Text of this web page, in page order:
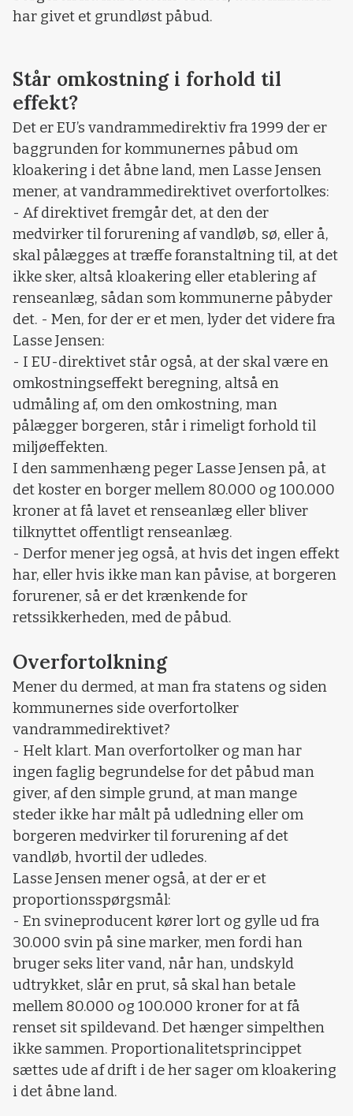
har givet et grundløst påbud.
Står omkostning i forhold til
effekt?
Det er EU’s vandrammedirektiv fra 1999 der er
baggrunden for kommunernes påbud om
kloakering i det åbne land, men Lasse Jensen
mener, at vandrammedirektivet overfortolkes:
- Af direktivet fremgår det, at den der
medvirker til forurening af vandløb, sø, eller å,
skal pålægges at træffe foranstaltning til, at det
ikke sker, altså kloakering eller etablering af
renseanlæg, sådan som kommunerne påbyder
det. - Men, for der er et men, lyder det videre fra
Lasse Jensen:
- I EU-direktivet står også, at der skal være en
omkostningseffekt beregning, altså en
udmåling af, om den omkostning, man
pålægger borgeren, står i rimeligt forhold til
miljøeffekten.
I den sammenhæng peger Lasse Jensen på, at
det koster en borger mellem 80.000 og 100.000
kroner at få lavet et renseanlæg eller bliver
tilknyttet offentligt renseanlæg.
- Derfor mener jeg også, at hvis det ingen effekt
har, eller hvis ikke man kan påvise, at borgeren
forurener, så er det krænkende for
retssikkerheden, med de påbud.
Overfortolkning
Mener du dermed, at man fra statens og siden
kommunernes side overfortolker
vandrammedirektivet?
- Helt klart. Man overfortolker og man har
ingen faglig begrundelse for det påbud man
giver, af den simple grund, at man mange
steder ikke har målt på udledning eller om
borgeren medvirker til forurening af det
vandløb, hvortil der udledes.
Lasse Jensen mener også, at der er et
proportionsspørgsmål:
- En svineproducent kører lort og gylle ud fra
30.000 svin på sine marker, men fordi han
bruger seks liter vand, når han, undskyld
udtrykket, slår en prut, så skal han betale
mellem 80.000 og 100.000 kroner for at få
renset sit spildevand. Det hænger simpelthen
ikke sammen. Proportionalitetsprincippet
sættes ude af drift i de her sager om kloakering
i det åbne land.